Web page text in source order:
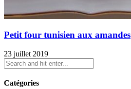
Petit four tunisien aux amandes
23 juillet 2019
Catégories